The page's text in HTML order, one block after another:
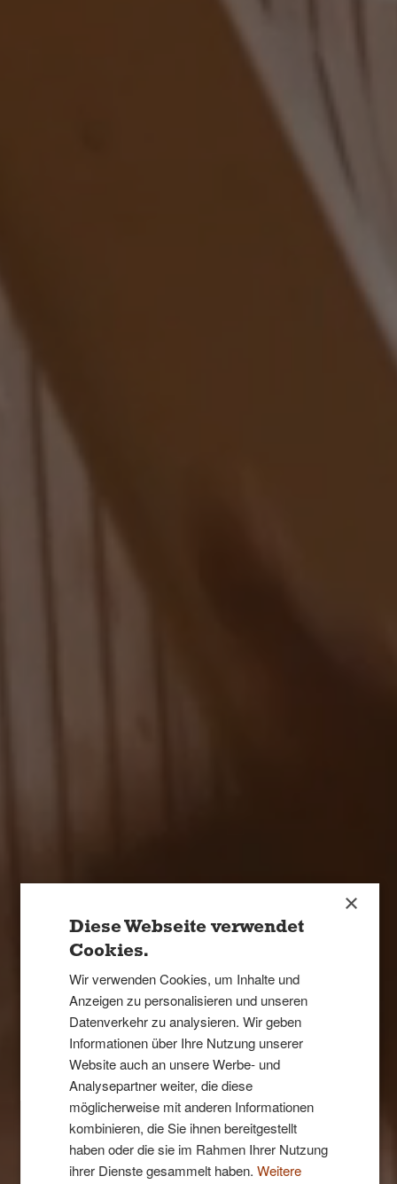
×
Diese Webseite verwendet
Cookies.
Wir verwenden Cookies, um Inhalte und
Anzeigen zu personalisieren und unseren
Datenverkehr zu analysieren. Wir geben
Informationen über Ihre Nutzung unserer
Website auch an unsere Werbe- und
Analysepartner weiter, die diese
möglicherweise mit anderen Informationen
kombinieren, die Sie ihnen bereitgestellt
haben oder die sie im Rahmen Ihrer Nutzung
ihrer Dienste gesammelt haben. Weitere